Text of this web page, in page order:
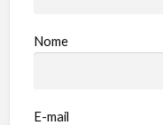
Nome
E-mail